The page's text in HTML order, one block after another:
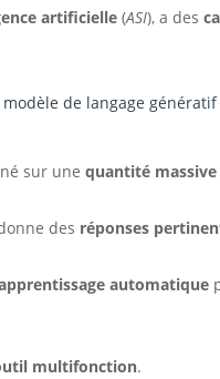
artificielle (ASI), a des
de langage
sur unequantité massive
des réponses
automatique
multifonction.